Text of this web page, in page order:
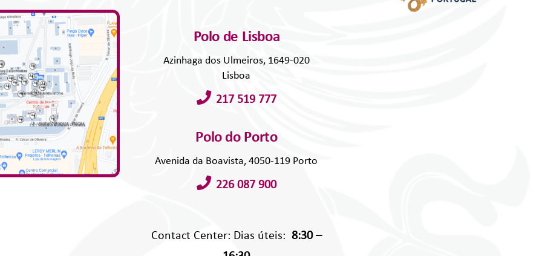
Polo de Lisboa
Azinhaga dos Ulmeiros, 1649-020
Lisboa
217 519 777
Polo do Porto
Avenida da Boavista, 4050-119 Porto
226 087 900
Contact Center: Dias úteis: 8:30 –